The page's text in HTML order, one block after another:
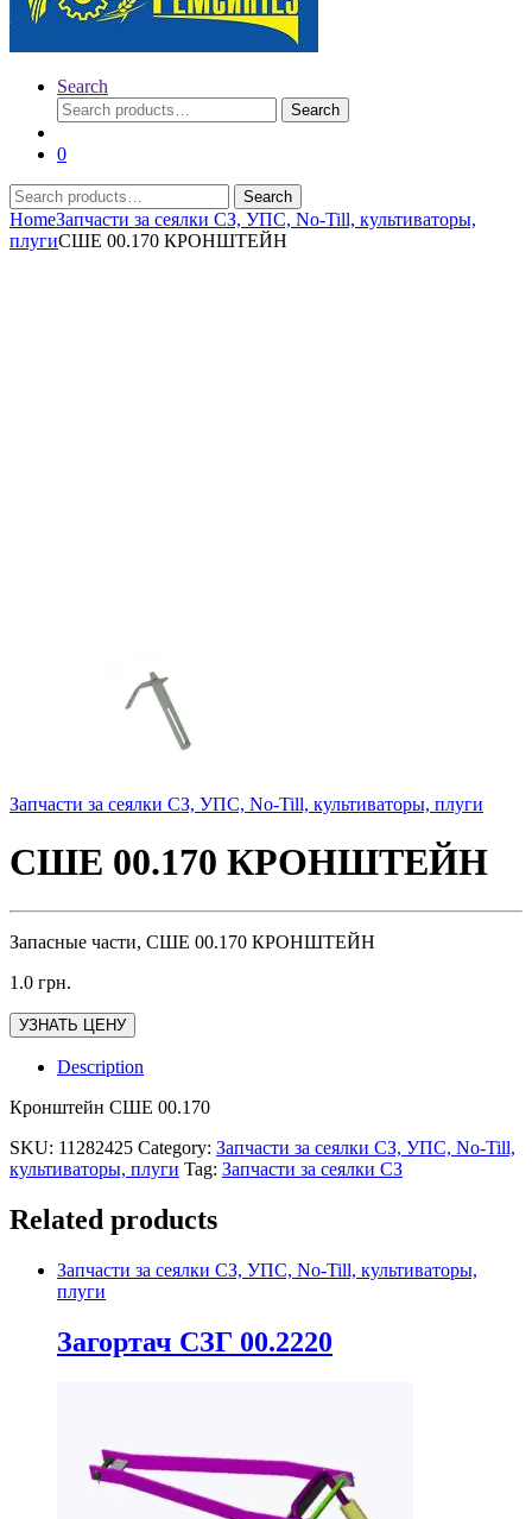
Search
Search
for:
Search
0
Search
for:
Search
HomeЗапчасти за сеялки СЗ, УПС, No-Till, культиваторы,
плугиСШЕ 00.170 КРОНШТЕЙН
Запчасти за сеялки СЗ, УПС, No-Till, культиваторы, плуги
СШЕ 00.170 КРОНШТЕЙН
Запасные части, СШЕ 00.170 КРОНШТЕЙН
1.0 грн.
УЗНАТЬ ЦЕНУ
Description
Кронштейн СШЕ 00.170
SKU: 11282425 Category: Запчасти за сеялки СЗ, УПС, No-Till,
культиваторы, плуги Tag: Запчасти за сеялки СЗ
Related products
Запчасти за сеялки СЗ, УПС, No-Till, культиваторы,
плуги
Загортач СЗГ 00.2220